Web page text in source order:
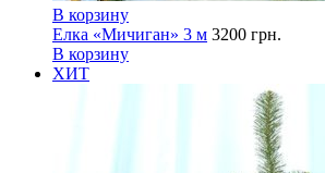
В корзину
Елка «Мичиган» 3 м 3200 грн.
В корзину
ХИТ